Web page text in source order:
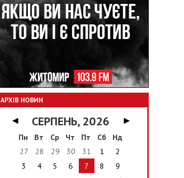
АРХІВ НОВИН
◀ СЕРПЕНЬ, 2026
▶
Пн
Вт Ср Чт Пт Сб
Нд
27
28 29 30 31 1
2
3
4 5 6 7 8
9